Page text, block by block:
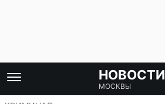
НОВОСТИ
МОСКВЫ